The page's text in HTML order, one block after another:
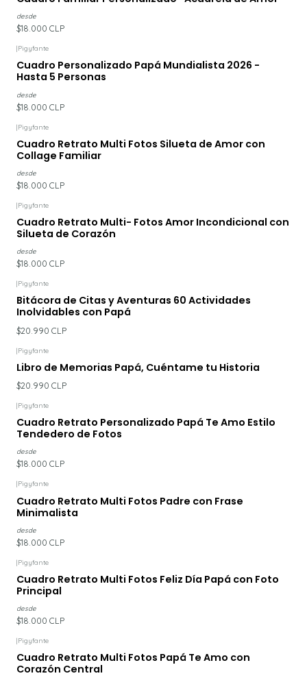
desde
$18.000 CLP
|Pigyfante
Cuadro Personalizado Papá Mundialista 2026 -
Hasta 5 Personas
desde
$18.000 CLP
|Pigyfante
Cuadro Retrato Multi Fotos Silueta de Amor con
Collage Familiar
desde
$18.000 CLP
|Pigyfante
Cuadro Retrato Multi- Fotos Amor Incondicional con
Silueta de Corazón
desde
$18.000 CLP
|Pigyfante
Bitácora de Citas y Aventuras 60 Actividades
Inolvidables con Papá
$20.990 CLP
|Pigyfante
Libro de Memorias Papá, Cuéntame tu Historia
$20.990 CLP
|Pigyfante
Cuadro Retrato Personalizado Papá Te Amo Estilo
Tendedero de Fotos
desde
$18.000 CLP
|Pigyfante
Cuadro Retrato Multi Fotos Padre con Frase
Minimalista
desde
$18.000 CLP
|Pigyfante
Cuadro Retrato Multi Fotos Feliz Día Papá con Foto
Principal
desde
$18.000 CLP
|Pigyfante
Cuadro Retrato Multi Fotos Papá Te Amo con
Corazón Central